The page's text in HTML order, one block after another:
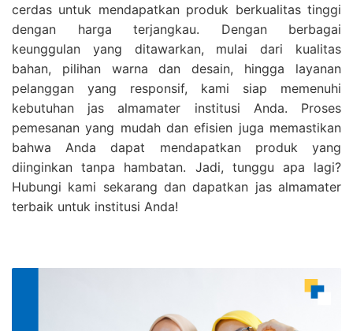
cerdas untuk mendapatkan produk berkualitas tinggi
dengan harga terjangkau. Dengan berbagai
keunggulan yang ditawarkan, mulai dari kualitas
bahan, pilihan warna dan desain, hingga layanan
pelanggan yang responsif, kami siap memenuhi
kebutuhan jas almamater institusi Anda. Proses
pemesanan yang mudah dan efisien juga memastikan
bahwa Anda dapat mendapatkan produk yang
diinginkan tanpa hambatan. Jadi, tunggu apa lagi?
Hubungi kami sekarang dan dapatkan jas almamater
terbaik untuk institusi Anda!